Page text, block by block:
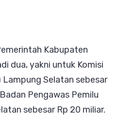
Kabupaten
dua, yakni untuk Komisi
Lampung Selatan sebesar
Pengawas Pemilu
sebesar Rp 20 miliar.